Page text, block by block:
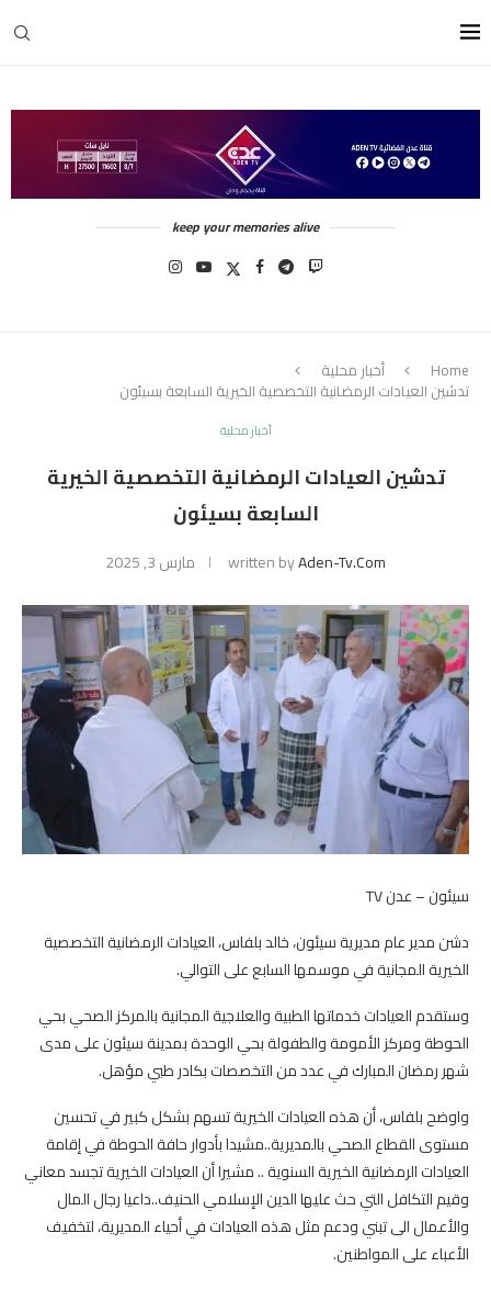
keep your memories alive
Home أخبار محلية
تدشين العيادات الرمضانية التخصصية الخيرية السابعة بسيئون
أخبار محلية
تدشين العيادات الرمضانية التخصصية الخيرية
السابعة بسيئون
written byAden-Tv.com مارس 3, 2025
سيئون – عدن TV
دشن مدير عام مديرية سيئون، خالد بلفاس، العيادات الرمضانية التخصصية
الخيرية المجانية في موسمها السابع على التوالي.
وستقدم العيادات خدماتها الطبية والعلاجية المجانية بالمركز الصحي بحي
الحوطة ومركز الأمومة والطفولة بحي الوحدة بمدينة سيئون على مدى
شهر رمضان المبارك في عدد من التخصصات بكادر طبي مؤهل.
واوضح بلفاس، أن هذه العيادات الخيرية تسهم بشكل كبير في تحسين
مستوى القطاع الصحي بالمديرية..مشيدا بأدوار حافة الحوطة في إقامة
العيادات الرمضانية الخيرية السنوية .. مشيرا أن العيادات الخيرية تجسد معاني
وقيم التكافل التي حث عليها الدين الإسلامي الحنيف..داعيا رجال المال
والأعمال الى تبني ودعم مثل هذه العيادات في أحياء المديرية، لتخفيف
الأعباء على المواطنين.